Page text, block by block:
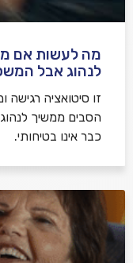
מה לעשות אם
לנהוג אבל
זו סיטואציה רגישה
הסבים ממשיך
כבר אינו בטיחותי.